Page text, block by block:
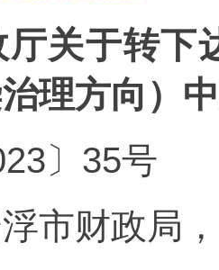
关于转下
理方向）
〕35号
市财政局